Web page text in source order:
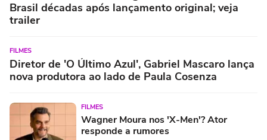
Brasil décadas após lançamento original; veja
trailer
FILMES
Diretor de 'O Último Azul', Gabriel Mascaro lança
nova produtora ao lado de Paula Cosenza
FILMES
Wagner Moura nos 'X-Men'? Ator
responde a rumores